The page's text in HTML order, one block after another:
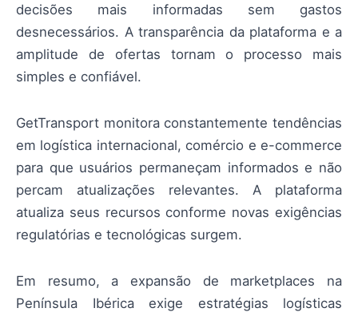
decisões mais informadas sem gastos
desnecessários. A transparência da plataforma e a
amplitude de ofertas tornam o processo mais
simples e confiável.
GetTransport monitora constantemente tendências
em logística internacional, comércio e e-commerce
para que usuários permaneçam informados e não
percam atualizações relevantes. A plataforma
atualiza seus recursos conforme novas exigências
regulatórias e tecnológicas surgem.
Em resumo, a expansão de marketplaces na
Península Ibérica exige estratégias logísticas